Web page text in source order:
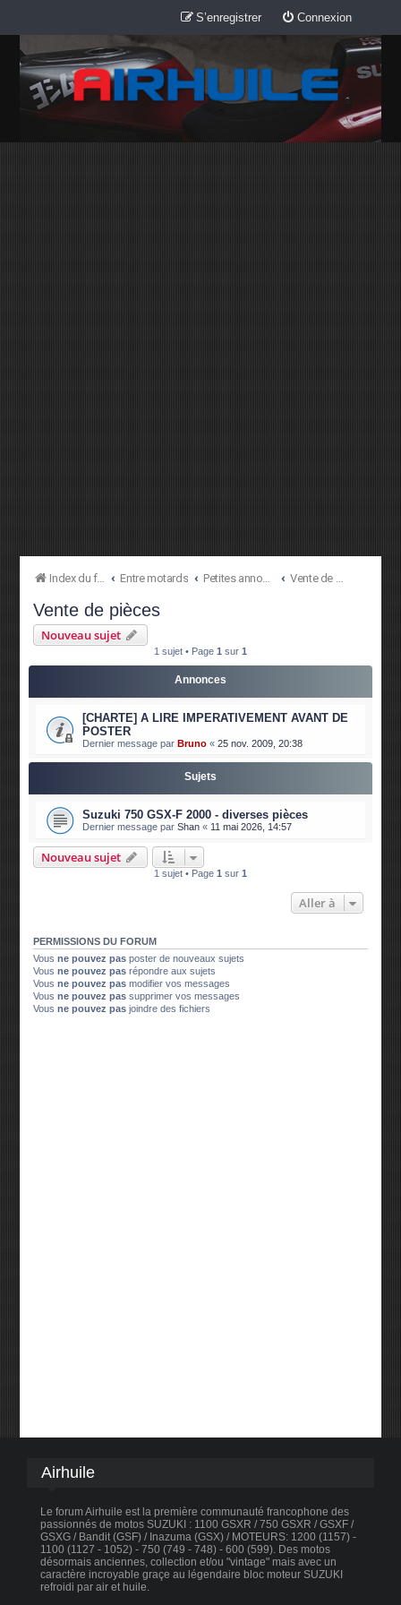
Connexion
S’enregistrer
Index du forum Entre motards Petites annonces Vente de pièces
Vente de pièces
Nouveau sujet
1 sujet • Page 1 sur 1
Annonces
[CHARTE] A LIRE IMPERATIVEMENT AVANT DE
POSTER
Dernier message parBruno «25 nov. 2009, 20:38
Sujets
Suzuki 750 GSX-F 2000 - diverses pièces
Dernier message parShan « 11 mai 2026, 14:57
Nouveau sujet
1 sujet • Page 1 sur 1
Aller à
PERMISSIONS DU FORUM
Vousne pouvez pas poster de nouveaux sujets
Vousne pouvez pas répondre aux sujets
Vousne pouvez pas modifier vos messages
Vousne pouvez pas supprimer vos messages
Vousne pouvez pas joindre des fichiers
Airhuile
Le forum Airhuile est la première communauté francophone des
passionnés de motos SUZUKI : 1100 GSXR / 750 GSXR / GSXF /
GSXG / Bandit (GSF) / Inazuma (GSX) / MOTEURS: 1200 (1157) -
1100 (1127 - 1052) - 750 (749 - 748) - 600 (599). Des motos
désormais anciennes, collection et/ou "vintage" mais avec un
caractère incroyable graçe au légendaire bloc moteur SUZUKI
refroidi par air et huile.